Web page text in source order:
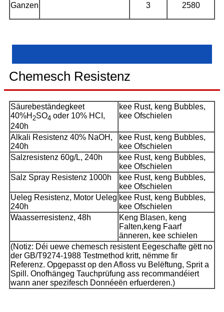
Ganzen 3 2580
Chemesch Resistenz
Säurebeständegkeet
40%H 2SO4 oder 10% HCI,
240h
kee Rust, keng Bubbles,
kee Ofschielen
Alkali Resistenz 40% NaOH,
240h
kee Rust, keng Bubbles,
kee Ofschielen
Salzresistenz 60g/L, 240h
kee Rust, keng Bubbles,
kee Ofschielen
Salz Spray Resistenz 1000h
kee Rust, keng Bubbles,
kee Ofschielen
Ueleg Resistenz, Motor Ueleg
240h
kee Rust, keng Bubbles,
kee Ofschielen
Waasserresistenz, 48h
Keng Blasen, keng
Falten,keng Faarf
änneren, kee schielen
(Notiz: Déi uewe chemesch resistent Eegeschafte gëtt no
der GB/T9274-1988 Testmethod kritt, nëmme fir
Referenz. Opgepasst op den Afloss vu Belëftung, Sprit a
Spill. Onofhängeg Tauchprüfung ass recommandéiert
wann aner spezifesch Donnéeën erfuerderen.)